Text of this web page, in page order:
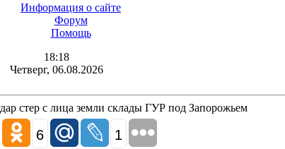
Информация о сайте
Форум
Помощь
18:18
Четверг, 06.08.2026
стер с лица земли склады ГУР под Запорожьем
6 1